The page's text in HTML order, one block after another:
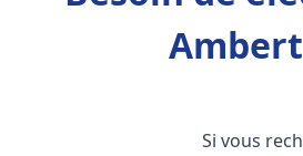
Si vous